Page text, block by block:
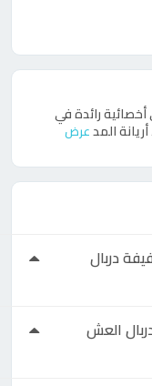
رائدة في
المدعرض
دربال
العش